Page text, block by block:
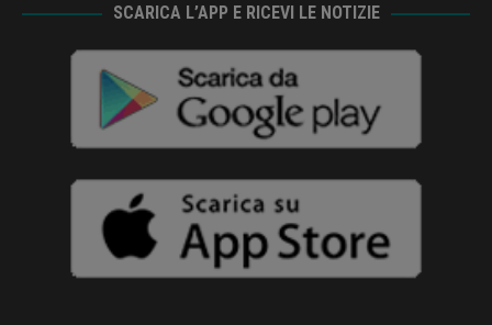
SCARICA L’APP E RICEVI LE NOTIZIE